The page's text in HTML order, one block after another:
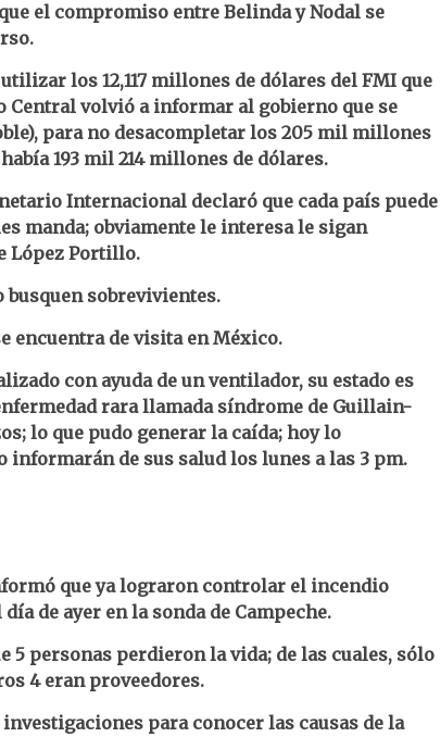
el compromiso entre Belinda y Nodal se
los 12,117 millones de dólares del FMI que
Central volvió a informar al gobierno que se
para no desacompletar los 205 mil millones
193 mil 214 millones de dólares.
Internacional declaró que cada país puede
manda; obviamente le interesa le sigan
López Portillo.
sobrevivientes.
encuentra de visita en México.
con ayuda de un ventilador, su estado es
rara llamada síndrome de Guillain-
lo que pudo generar la caída; hoy lo
informarán de sus salud los lunes a las 3 pm.
que ya lograron controlar el incendio
de ayer en la sonda de Campeche.
5 personas perdieron la vida; de las cuales, sólo
4 eran proveedores.
para conocer las causas de la